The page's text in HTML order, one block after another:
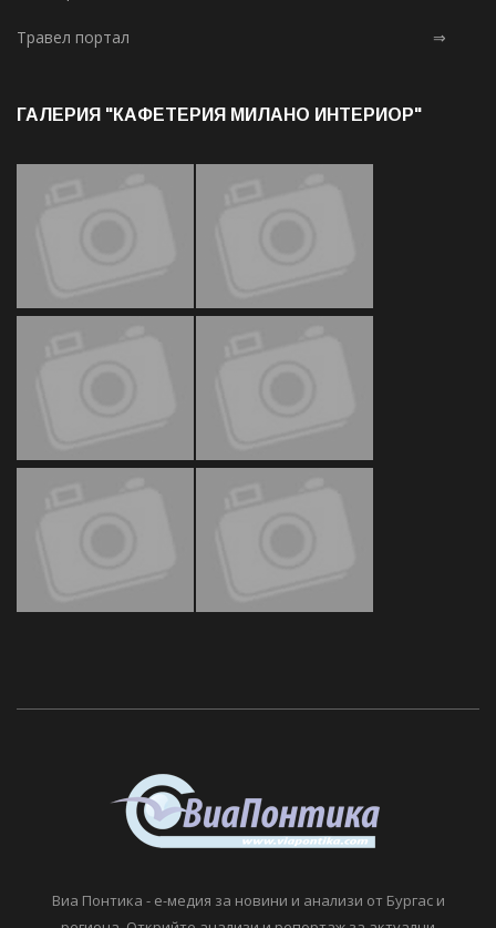
Травел портал ⇒
ГАЛЕРИЯ "КАФЕТЕРИЯ МИЛАНО ИНТЕРИОР"
Виа Понтика - е-медия за новини и анализи от Бургас и